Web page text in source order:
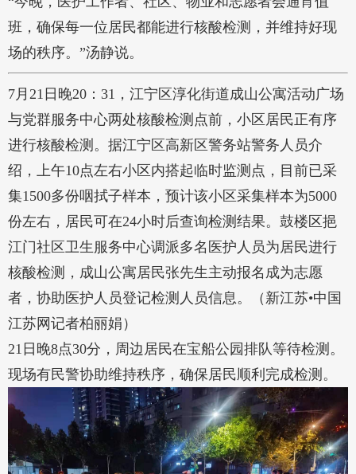
班，确保每一位居民都能进行核酸检测，并维持好现
场的秩序。”汤静说。
7月21日晚20：31，江宁区淳化街道成山公寓活动广场
与党群服务中心两处核酸检测点前，小区居民正有序
进行核酸检测。据江宁区高新区警务站警务人员介
绍，上午10点左右小区内搭起临时监测点，目前已采
集1500多份咽拭子样本，预计该小区采集样本为5000
份左右，居民可在24小时后查询检测结果。鼓楼区挹
江门社区卫生服务中心调派多名医护人员为居民进行
核酸检测，成山公寓居民张先生主动报名成为志愿
者，协助医护人员登记检测人员信息。（新江苏•中国
江苏网记者柏丽娟）
21日晚8点30分，周边居民在宝船公园排队等待检测。
现场有民警协助维持秩序，确保居民顺利完成检测。